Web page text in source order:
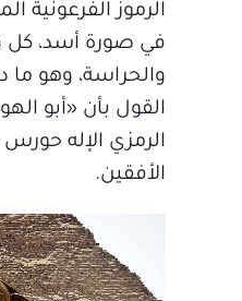
الرموز
في صورة أسد، كل
والحراسة، وهو ما
القول بأن «أبو
الرمزي الإله
الأفقين.